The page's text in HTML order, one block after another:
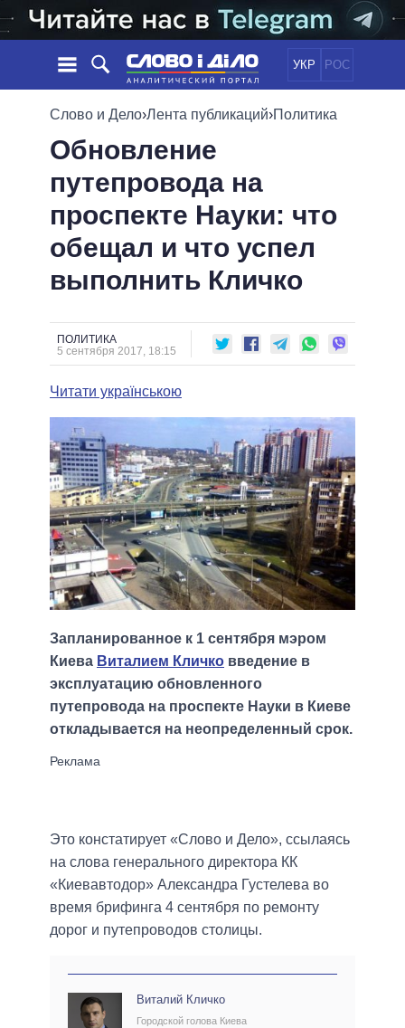
УКР РОС
НОВОСТИ
ЛЕНТА
СОБЫТИЯ
СТАТЬИ
МНЕНИЯ
ОБЗОРЫ
ДАЙДЖЕСТЫ
ЭКОНОМИКА
ОБЩЕСТВО
МИР
ОБЕЩАНИЯ
ПОЛИТИКИ
ВСЕ ПОЛИТИКИ
ПРЕЗИДЕНТ И ОФИС
ВЕРХОВНАЯ РАДА
ГЛАВЫ ОБЛАДМИНИСТРАЦИЙ
МЭРЫ
ВСЕ ПЕРСОНЫ
ИНФОГРАФИКА
ВИДЕО
СРАВНЕНИЕ ПОЛИТИКОВ
Слово и Дело›Лента публикаций›Политика
Обновление
путепровода на
проспекте Науки: что
обещал и что успел
выполнить Кличко
ПОЛИТИКА
5 сентября 2017, 18:15
Читати українською
Запланированное к 1 сентября мэром
Киева Виталием Кличко введение в
эксплуатацию обновленного
путепровода на проспекте Науки в Киеве
откладывается на неопределенный срок.
Это констатирует «Слово и Дело», ссылаясь
на слова генерального директора КК
«Киевавтодор» Александра Густелева во
время брифинга 4 сентября по ремонту
дорог и путепроводов столицы.
Виталий Кличко
Городской голова Киева